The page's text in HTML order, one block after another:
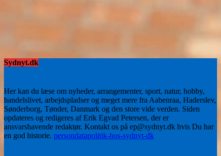
Sydnyt.dk
Her kan du læse om nyheder, arrangementer, sport, natur, hobby,
handelslivet, arbejdspladser og meget mere fra Aabenraa, Haderslev,
Sønderborg, Tønder, Danmark og den store vide verden. Siden
opdateres og redigeres af Erik Egvad Petersen, der er
ansvarshavende redaktør. Kontakt os på ep@sydnyt.dk hvis Du har
en god historie. persondatapolitik-hos-sydnyt-dk